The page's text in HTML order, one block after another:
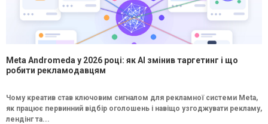
Meta Andromeda у 2026 році: як AI змінив таргетинг і що
робити рекламодавцям
Чому креатив став ключовим сигналом для рекламної системи Meta,
як працює первинний відбір оголошень і навіщо узгоджувати рекламу,
лендінг та...